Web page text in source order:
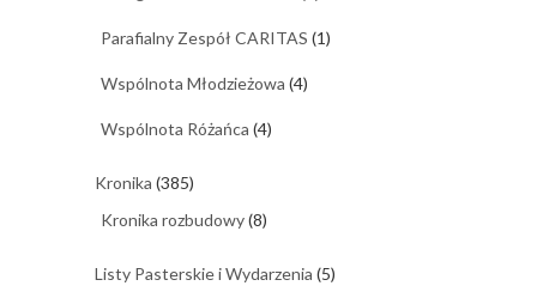
Parafialny Zespół CARITAS (1)
Wspólnota Młodzieżowa (4)
Wspólnota Różańca (4)
Kronika (385)
Kronika rozbudowy(8)
Listy Pasterskie i Wydarzenia (5)